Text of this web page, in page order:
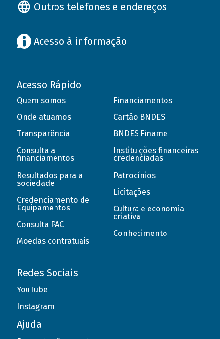
Outros telefones e endereços
Acesso à informação
Acesso Rápido
Quem somos
Onde atuamos
Transparência
Consulta a
financiamentos
Resultados para a
sociedade
Credenciamento de
Equipamentos
Consulta PAC
Moedas contratuais
Financiamentos
Cartão BNDES
BNDES Finame
Instituições financeiras
credenciadas
Patrocínios
Licitações
Cultura e economia
criativa
Conhecimento
Redes Sociais
YouTube
Instagram
Ajuda